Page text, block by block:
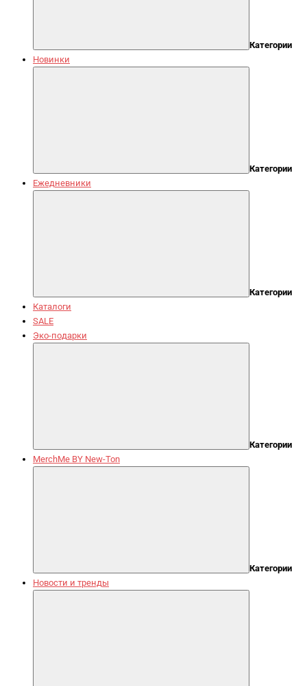
Категории
Новинки
Категории
Ежедневники
Категории
Каталоги
SALE
Эко-подарки
Категории
MerchMe BY New-Ton
Категории
Новости и тренды